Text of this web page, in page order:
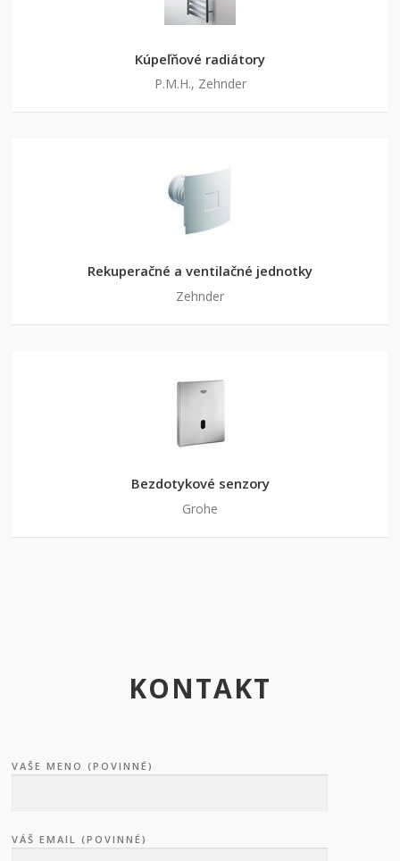
Kúpeľňové radiátory
P.M.H., Zehnder
Rekuperačné a ventilačné jednotky
Zehnder
Bezdotykové senzory
Grohe
KONTAKT
VAŠE MENO (POVINNÉ)
VÁŠ EMAIL (POVINNÉ)